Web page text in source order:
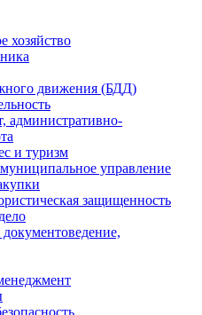
хозяйство
движения (БДД)
административно-
и туризм
управление
защищенность